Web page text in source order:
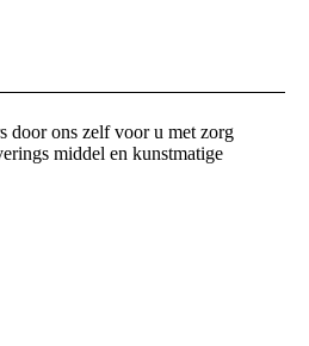
door ons zelf voor u met zorg
middel en kunstmatige